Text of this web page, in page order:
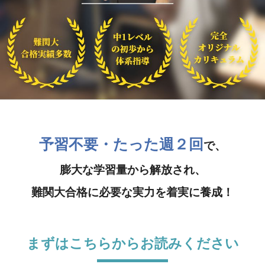
予習不要・たった週２回 で、
膨大な学習量から解放され、
難関大合格に必要な実力を着実に養成！
まずはこちらからお読みください